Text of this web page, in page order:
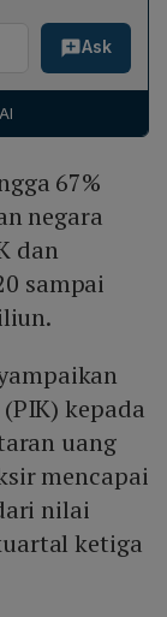
belum
modus
peran intelijen
di berbagai
dana judi
pada 2024
bersamaan
QRIS untuk
yang menurut
kolaborasi
Ask
67%
negara
dan
sampai
kepada
uang
mencapai
nilai
ketiga